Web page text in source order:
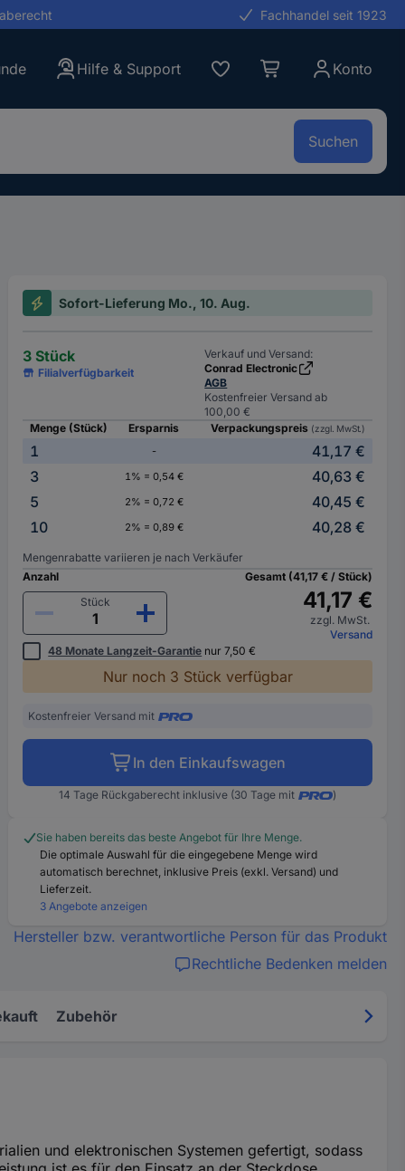
Fachhandel seit 1923
Hilfe & Support Konto
Suchen
Sofort-Lieferung Mo., 10. Aug.
3 Stück
Filialverfügbarkeit
Verkauf und Versand:
Conrad Electronic
AGB
Kostenfreier Versand ab
100,00 €
Menge (Stück)
Ersparnis Verpackungspreis (zzgl. MwSt.)
1 -
41,17 €
3
1% = 0,54 €
40,63 €
5
2% = 0,72 €
40,45 €
10
2% = 0,89 € 40,28 €
Mengenrabatte variieren je nach Verkäufer
Anzahl
Stück
Gesamt (41,17 € / Stück)
41,17 €
zzgl. MwSt.
Versand
48 Monate Langzeit-Garantie nur 7,50 €
Nur noch 3 Stück verfügbar
Kostenfreier Versand mit
In den Einkaufswagen
14 Tage Rückgaberecht inklusive (30 Tage mit )
Sie haben bereits das beste Angebot für Ihre Menge.
Die optimale Auswahl für die eingegebene Menge wird
automatisch berechnet, inklusive Preis (exkl. Versand) und
Lieferzeit.
3 Angebote anzeigen
Hersteller bzw. verantwortliche Person für das Produkt
Rechtliche Bedenken melden
Zubehör
und elektronischen Systemen gefertigt, sodass